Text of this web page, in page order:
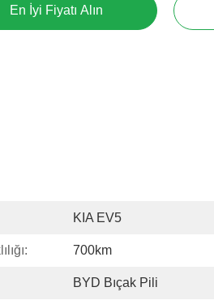
En İyi Fiyatı Alın
KIA EV5
700km
BYD Bıçak Pili